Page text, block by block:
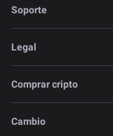
Soporte
Legal
Comprar cripto
Cambio